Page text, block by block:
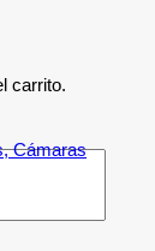
carrito.
Cámaras